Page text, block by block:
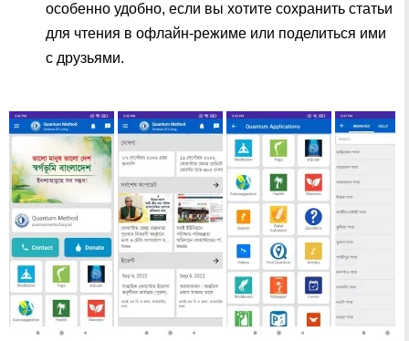
особенно удобно, если вы хотите сохранить статьи
для чтения в офлайн-режиме или поделиться ими
с друзьями.